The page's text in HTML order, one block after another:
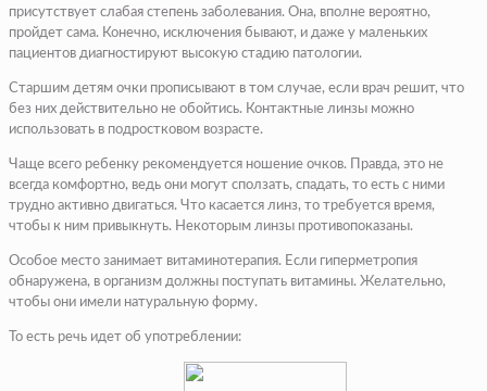
присутствует слабая степень заболевания. Она, вполне вероятно,
пройдет сама. Конечно, исключения бывают, и даже у маленьких
пациентов диагностируют высокую стадию патологии.
Старшим детям очки прописывают в том случае, если врач решит, что
без них действительно не обойтись. Контактные линзы можно
использовать в подростковом возрасте.
Чаще всего ребенку рекомендуется ношение очков. Правда, это не
всегда комфортно, ведь они могут сползать, спадать, то есть с ними
трудно активно двигаться. Что касается линз, то требуется время,
чтобы к ним привыкнуть. Некоторым линзы противопоказаны.
Особое место занимает витаминотерапия. Если гиперметропия
обнаружена, в организм должны поступать витамины. Желательно,
чтобы они имели натуральную форму.
То есть речь идет об употреблении: